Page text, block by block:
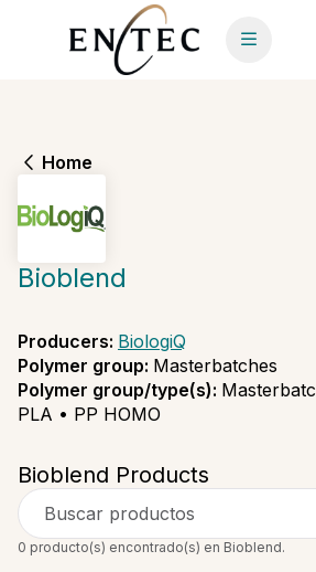
Home
Bioblend
Producers: BiologiQ
Polymer group: Masterbatches
Polymer group/type(s):
PLA • PP HOMO
Bioblend Products
Buscar productos
0 producto(s) encontrado(s) en Bioblend.